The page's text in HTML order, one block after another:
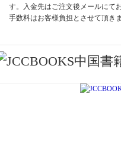
す。入金先はご注文後メールにて
手数料はお客様負担とさせて頂き